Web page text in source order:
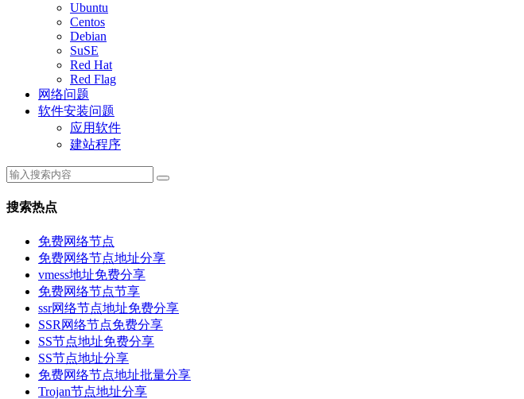
Ubuntu
Centos
Debian
SuSE
Red Hat
Red Flag
网络问题
软件安装问题
应用软件
建站程序
搜索热点
免费网络节点
免费网络节点地址分享
vmess地址免费分享
免费网络节点节享
ssr网络节点地址免费分享
SSR网络节点免费分享
SS节点地址免费分享
SS节点地址分享
免费网络节点地址批量分享
Trojan节点地址分享